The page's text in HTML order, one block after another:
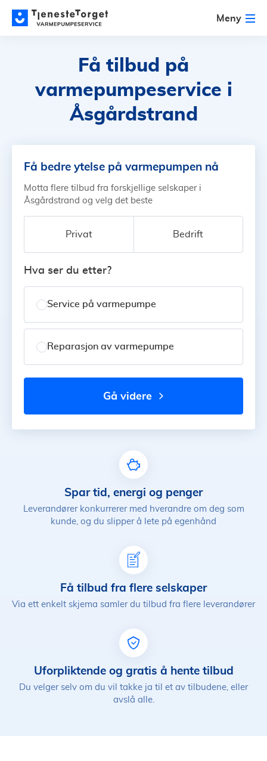
Meny
Få tilbud på
varmepumpeservice i
Åsgårdstrand
Få bedre ytelse på varmepumpen nå
Motta flere tilbud fra forskjellige selskaper i
Åsgårdstrand og velg det beste
Privat Bedrift
Hva ser du etter?
Service på varmepumpe
Reparasjon av varmepumpe
gå videre
Spar tid, energi og penger
Leverandører konkurrerer med hverandre om deg som
kunde, og du slipper å lete på egenhånd
Få tilbud fra flere selskaper
Via ett enkelt skjema samler du tilbud fra flere leverandører
Uforpliktende og gratis å hente tilbud
Du velger selv om du vil takke ja til et av tilbudene, eller
avslå alle.